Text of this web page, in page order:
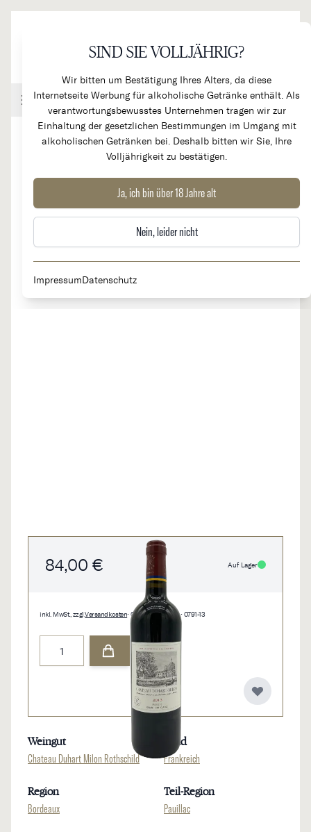
SIND SIE VOLLJÄHRIG?
Wir bitten um Bestätigung Ihres Alters, da diese
Internetseite Werbung für alkoholische Getränke enthält. Als
verantwortungsbewusstes Unternehmen tragen wir zur
Einhaltung der gesetzlichen Bestimmungen im Umgang mit
alkoholischen Getränken bei. Deshalb bitten wir Sie, Ihre
Volljährigkeit zu bestätigen.
Ja, ich bin über 18 Jahre alt
Nein, leider nicht
ImpressumDatenschutz
Handel & Gastronomie Kundenkonto Warenkorb
Chateau Duhart Milon
Rothschild 4e Cru Classé
84,00 € Auf Lager
inkl. MwSt., zzgl.Versandkosten• 0,75 l • 112,00 €/l • 0791-13
Weingut
Chateau Duhart Milon Rothschild
Land
Frankreich
Region
Bordeaux
Teil-Region
Pauillac